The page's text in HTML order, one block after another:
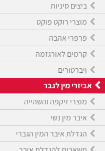
ביצים סיניות
מוצרי רוקט פוקט
פרפרי אהבה
קרמים לאורגזמה
ויברטורים
אביזרי מין לגבר
מוצרי זיקפה והשהייה
איבר מין נשי
הגדלת איבר המין הגברי